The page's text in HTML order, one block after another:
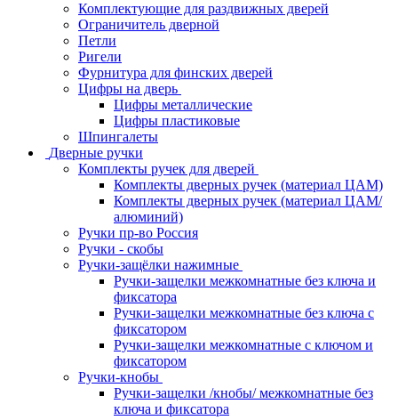
Комплектующие для раздвижных дверей
Ограничитель дверной
Петли
Ригели
Фурнитура для финских дверей
Цифры на дверь
Цифры металлические
Цифры пластиковые
Шпингалеты
Дверные ручки
Комплекты ручек для дверей
Комплекты дверных ручек (материал ЦАМ)
Комплекты дверных ручек (материал ЦАМ/
алюминий)
Ручки пр-во Россия
Ручки - скобы
Ручки-защёлки нажимные
Ручки-защелки межкомнатные без ключа и
фиксатора
Ручки-защелки межкомнатные без ключа с
фиксатором
Ручки-защелки межкомнатные с ключом и
фиксатором
Ручки-кнобы
Ручки-защелки /кнобы/ межкомнатные без
ключа и фиксатора